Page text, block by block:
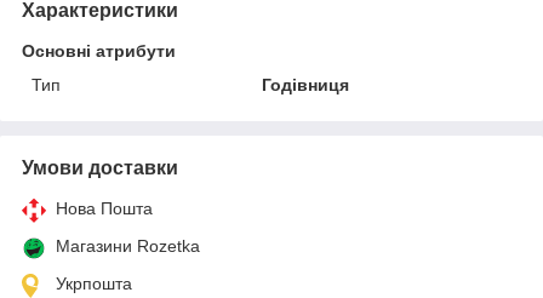
Характеристики
Основні атрибути
Тип
Годівниця
Умови доставки
Нова Пошта
Магазини Rozetka
Укрпошта